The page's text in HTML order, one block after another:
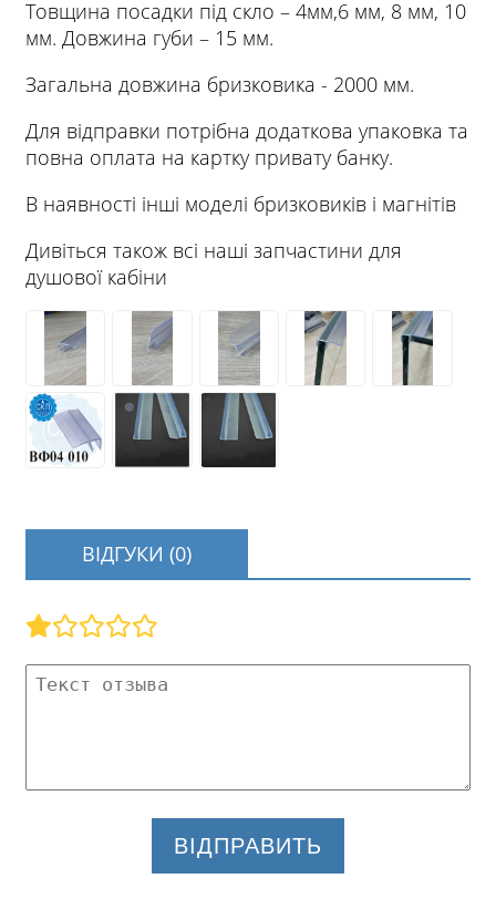
Товщина посадки під скло – 4мм,6 мм, 8 мм, 10
мм. Довжина губи – 15 мм.
Загальна довжина бризковика - 2000 мм.
Для відправки потрібна додаткова упаковка та
повна оплата на картку привату банку.
В наявності інші моделі бризковиків і магнітів
Дивіться також всі наші запчастини для
душової кабіни
ВІДГУКИ (0)
ВІДПРАВИТЬ